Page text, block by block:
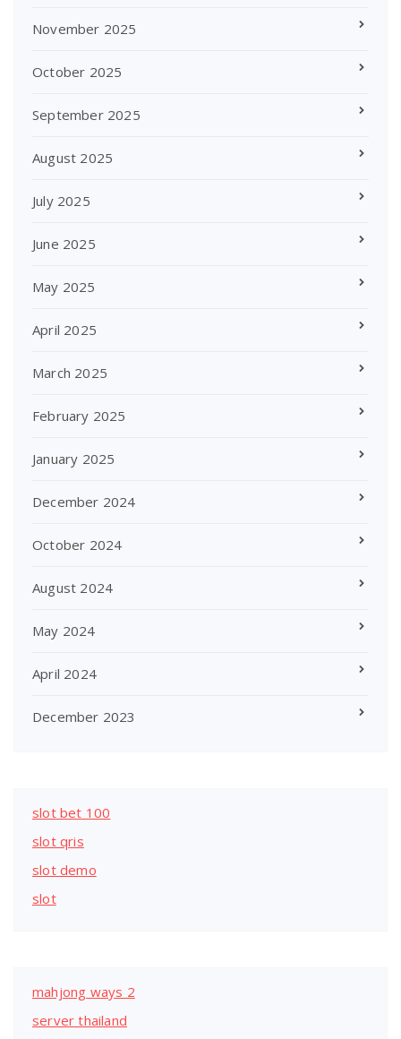
November 2025
October 2025
September 2025
August 2025
July 2025
June 2025
May 2025
April 2025
March 2025
February 2025
January 2025
December 2024
October 2024
August 2024
May 2024
April 2024
December 2023
slot bet 100
slot qris
slot demo
slot
mahjong ways 2
server thailand